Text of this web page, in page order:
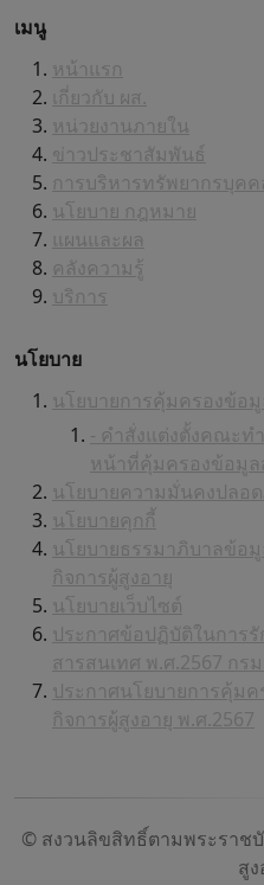
เมนู
หน้าแรก
เกี่ยวกับ ผส.
หน่วยงานภายใน
ข่าวประชาสัมพันธ์
การบริหารทรัพยากรบุคค
นโยบาย กฎหมาย
แผนและผล
คลังความรู้
บริการ
นโยบาย
นโยบายการคุ้มครองข้อ
- คำสั่งแต่งตั้งคณะท
หน้าที่คุ้มครองข้อมู
นโยบายความมั่นคงปลอ
นโยบายคุกกี้
นโยบายธรรมาภิบาลข้อ
กิจการผู้สูงอายุ
นโยบายเว็บไซต์
ประกาศข้อปฏิบัติในการ
สารสนเทศ พ.ศ.2567 กร
ประกาศนโยบายการคุ้ม
กิจการผู้สูงอายุ พ.ศ.2567
© สงวนลิขสิทธิ์ตามพระราช
สู